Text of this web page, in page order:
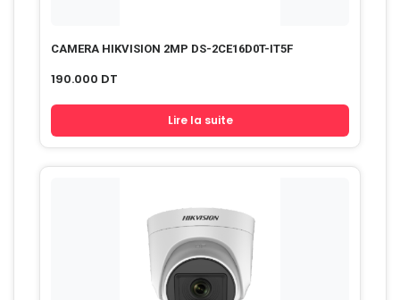
CAMERA HIKVISION 2MP DS-2CE16D0T-IT5F
190.000 DT
Lire la suite